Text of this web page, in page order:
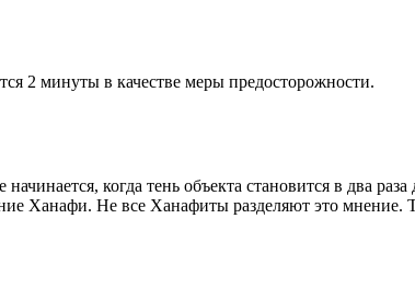
2 минуты в качестве меры предосторожности.
когда тень объекта становится в два
Ханафи. Не все Ханафиты разделяют это мнение.